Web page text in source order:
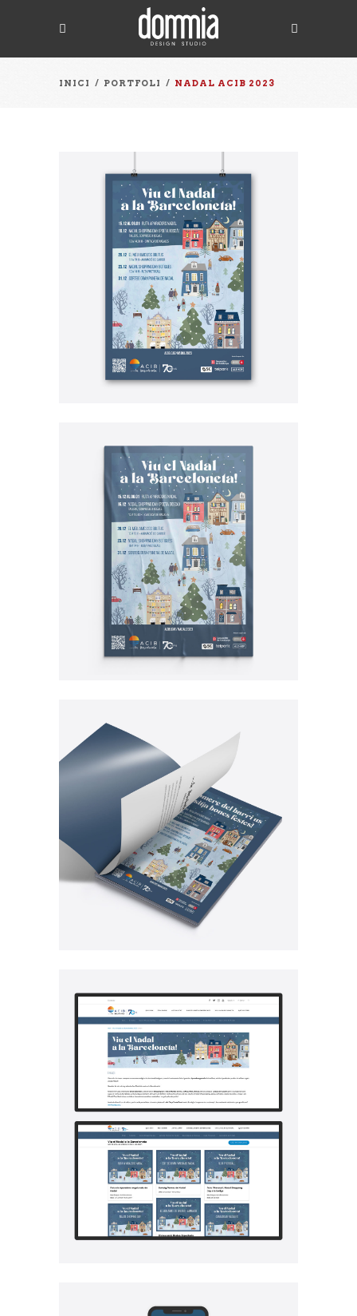
INICI / PORTFOLI / NADAL ACIB 2023